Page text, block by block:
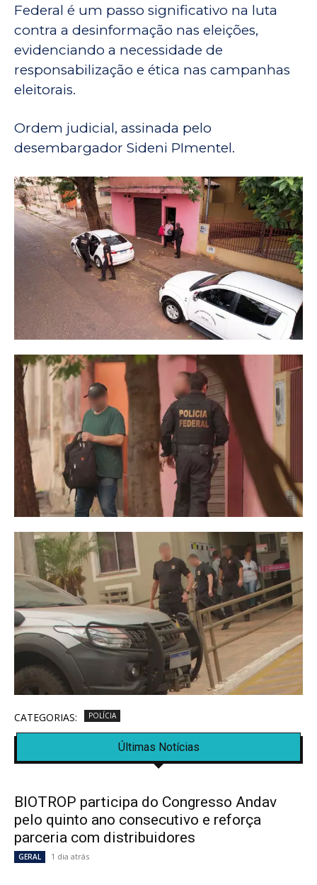
Federal é um passo significativo na luta
contra a desinformação nas eleições,
evidenciando a necessidade de
responsabilização e ética nas campanhas
eleitorais.
Ordem judicial, assinada pelo
desembargador Sideni PImentel.
CATEGORIAS: POLÍCIA
Últimas Notícias
BIOTROP participa do Congresso Andav
pelo quinto ano consecutivo e reforça
parceria com distribuidores
GERAL 1 dia atrás